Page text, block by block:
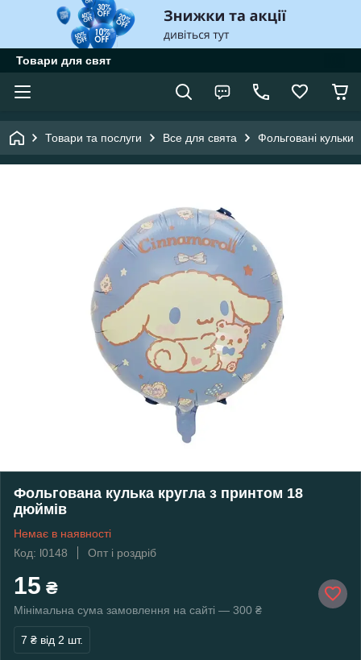
Товари для свят
Товари та послуги Все для свята Фольговані кульки
Фольгована кулька кругла з принтом 18
дюймів
Немає в наявності
Код: l0148
Опт і роздріб
15 ₴
Мінімальна сума замовлення на сайті — 300 ₴
7 ₴ від 2 шт.